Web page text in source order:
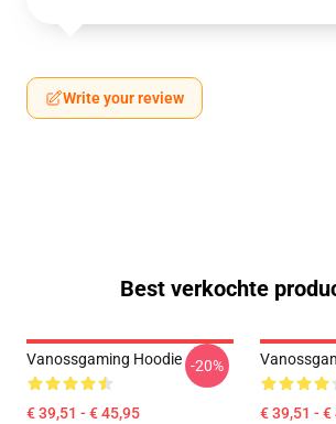
Write your review
Best verkochte
Vanossgaming Hoodie
€ 39,51 - € 45,95
-20%
€ 39,51 - €